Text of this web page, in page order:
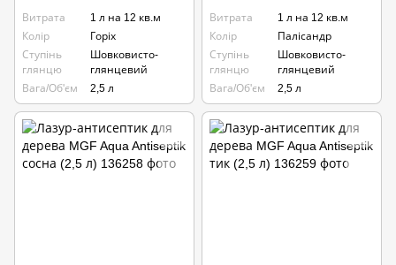
Витрата
1 л на 12 кв.м
Колір
Горіх
Ступінь
глянцю
Шовковисто-
глянцевий
Вага/Об'єм
2,5 л
Витрата
1 л на 12 кв.м
Колір
Палісандр
Ступінь
глянцю
Шовковисто-
глянцевий
Вага/Об'єм
2,5 л